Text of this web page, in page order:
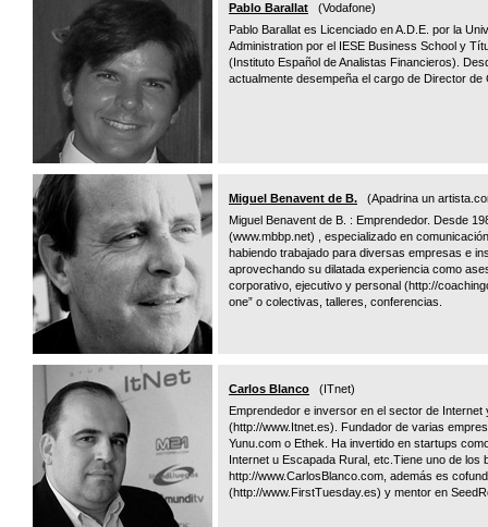
Pablo Barallat (Vodafone)
Pablo Barallat es Licenciado en A.D.E. por la
Administration por el IESE Business School y
(Instituto Español de Analistas Financieros).
actualmente desempeña el cargo de Director
Miguel Benavent de B. (Apadrina un
Miguel Benavent de B. : Emprendedor. Desde
(www.mbbp.net) , especializado en
habiendo trabajado para diversas empresas e
aprovechando su dilatada experiencia como
corporativo, ejecutivo y personal (http://
one” o colectivas, talleres, conferencias.
Carlos Blanco (ITnet)
Emprendedor e inversor en el sector de
(http://www.Itnet.es). Fundador de varias
Yunu.com o Ethek. Ha invertido en startups
Internet u Escapada Rural, etc.Tiene uno de
http://www.CarlosBlanco.com, además es
(http://www.FirstTuesday.es) y mentor en